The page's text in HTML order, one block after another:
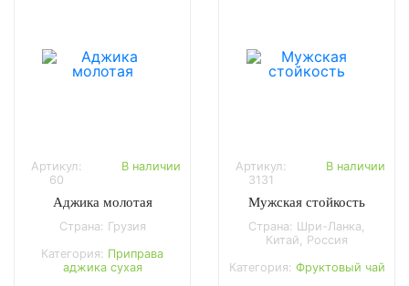
Артикул:
60
В наличии
Аджика молотая
Страна: Грузия
Категория: Приправа
аджика сухая
Артикул:
3131
В наличии
Мужская стойкость
Страна: Шри-Ланка,
Китай, Россия
Категория: Фруктовый чай